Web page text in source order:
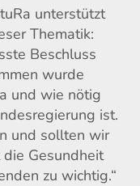
unterstützt
Thematik:
Beschluss
wurde
und wie nötig
ist.
und sollten wir
Gesundheit
zu wichtig.“